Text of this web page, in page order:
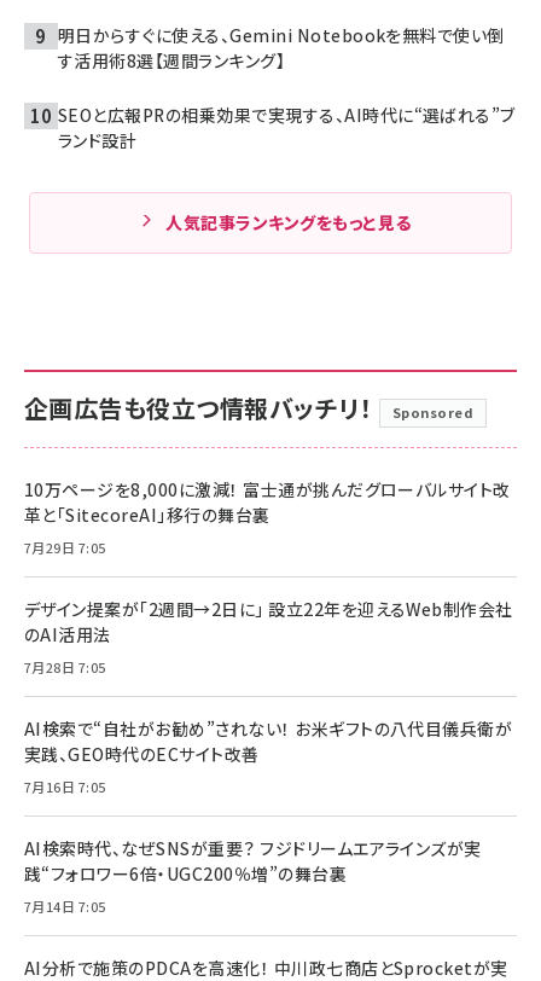
明日からすぐに使える、Gemini Notebookを無料で使い倒
す活用術8選【週間ランキング】
SEOと広報PRの相乗効果で実現する、AI時代に“選ばれる”ブ
ランド設計
人気記事ランキングをもっと見る
企画広告も役立つ情報バッチリ！ Sponsored
10万ページを8,000に激減！ 富士通が挑んだグローバルサイト改
革と「SitecoreAI」移行の舞台裏
7月29日 7:05
デザイン提案が「2週間→2日に」 設立22年を迎えるWeb制作会社
のAI活用法
7月28日 7:05
AI検索で“自社がお勧め”されない！ お米ギフトの八代目儀兵衛が
実践、GEO時代のECサイト改善
7月16日 7:05
AI検索時代、なぜSNSが重要？ フジドリームエアラインズが実
践“フォロワー6倍・UGC200％増”の舞台裏
7月14日 7:05
AI分析で施策のPDCAを高速化！ 中川政七商店とSprocketが実